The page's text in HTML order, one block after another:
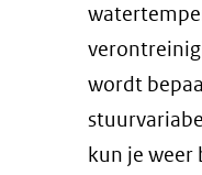
wordt
kun je weer